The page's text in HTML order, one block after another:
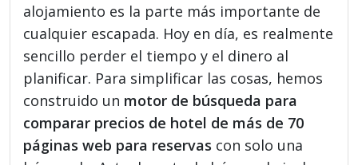
alojamiento es la parte más importante de
cualquier escapada. Hoy en día, es realmente
sencillo perder el tiempo y el dinero al
planificar. Para simplificar las cosas, hemos
construido un motor de búsqueda para
comparar precios de hotel de más de 70
páginas web para reservas con solo una